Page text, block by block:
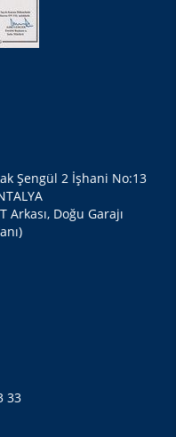
Şengül 2 İşhani No:13
Arkası, Doğu Garajı
33